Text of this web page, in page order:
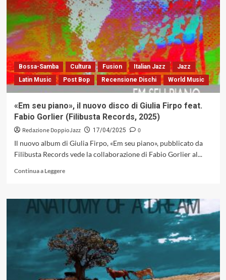
Liso,
un
profondo
dialogo
in
musica
fra
chitarra
e
2025)
Bossa-Samba Cultura Fusion Italian Jazz
Jazz
Latin Music
Post Bop Recensione Dischi World Music
«Em seu piano», il nuovo disco di Giulia Firpo feat.
Fabio Gorlier (Filibusta Records, 2025)
Redazione DoppioJazz 17/04/2025
0
Il nuovo album di Giulia Firpo, «Em seu piano», pubblicato da
Filibusta Records vede la collaborazione di Fabio Gorlier al...
Continua a LeggereLeggi
su
piano»,
il
nuovo
disco
di
Giulia